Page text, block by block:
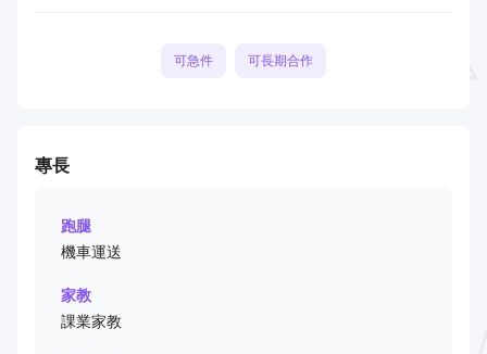
可急件 可長期合作
專長
跑腿
機車運送
家教
課業家教